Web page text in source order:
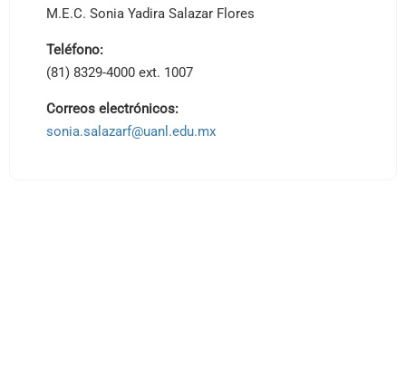
M.E.C. Sonia Yadira Salazar Flores
Teléfono:
(81) 8329-4000 ext. 1007
Correos electrónicos:
sonia.salazarf@uanl.edu.mx